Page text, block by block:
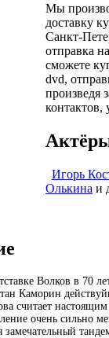
Мы
доставку
Санкт-
отправка
сможете
dvd,
произведя
контактов,
Игорь
Олькина и
Волков в 70
Каморин
считает
очень сильно
замечательный